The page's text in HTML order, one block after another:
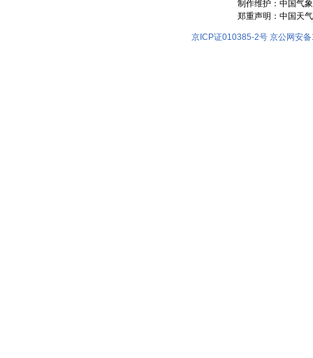
制作维护：中国气
郑重声明：中国天
京ICP证010385-2号 京公网安